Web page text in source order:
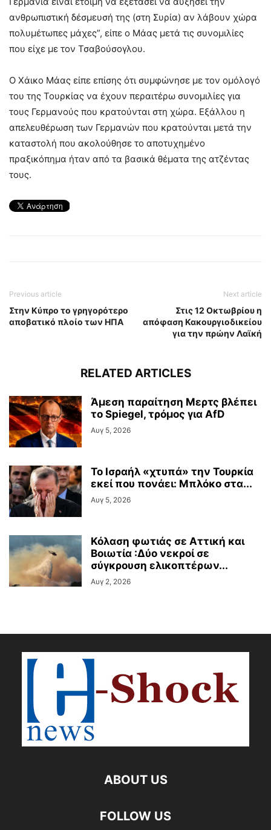
ανθρωπιστική δέσμευσή της (στη Συρία) αν λάβουν χώρα
πολυμέτωπες μάχες”, είπε ο Μάας μετά τις συνομιλίες
που είχε με τον Τσαβούσογλου.
O Χάικο Μάας είπε επίσης ότι συμφώνησε με τον ομόλογό
του της Τουρκίας να έχουν περαιτέρω συνομιλίες για
τους Γερμανούς που κρατούνται στη χώρα. Εξάλλου η
απελευθέρωση των Γερμανών που κρατούνται μετά την
καταστολή που ακολούθησε το αποτυχημένο
πραξικόπημα ήταν από τα βασικά θέματα της ατζέντας
τους.
Previous article
Στην Κύπρο το γρηγορότερο
αποβατικό πλοίο των ΗΠΑ
Next article
Στις 12 Οκτωβρίου η
απόφαση Κακουργιοδικείου
για την πρώην Λαϊκή
RELATED ARTICLES
Άμεση παραίτηση Mερτς βλέπει
το Spiegel, τρόμος για AfD
Αυγ 5, 2026
Το Ισραήλ «χτυπά» την Τουρκία
εκεί που πονάει: Μπλόκο στα...
Αυγ 5, 2026
Κόλαση φωτιάς σε Αττική και
Βοιωτία :Δύο νεκροί σε
σύγκρουση ελικοπτέρων...
Αυγ 2, 2026
ABOUT US
FOLLOW US